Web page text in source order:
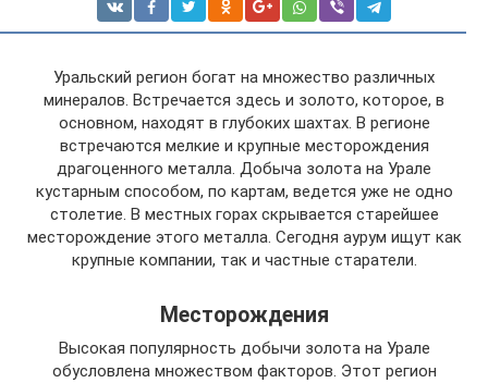
Уральский регион богат на множество различных
минералов. Встречается здесь и золото, которое, в
основном, находят в глубоких шахтах. В регионе
встречаются мелкие и крупные месторождения
драгоценного металла. Добыча золота на Урале
кустарным способом, по картам, ведется уже не одно
столетие. В местных горах скрывается старейшее
месторождение этого металла. Сегодня аурум ищут как
крупные компании, так и частные старатели.
Месторождения
Высокая популярность добычи золота на Урале
обусловлена множеством факторов. Этот регион